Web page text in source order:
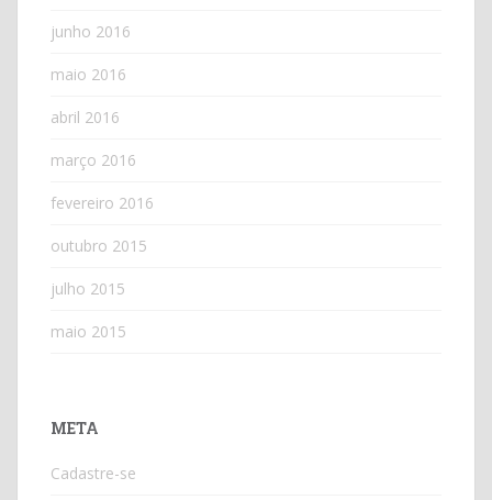
junho 2016
maio 2016
abril 2016
março 2016
fevereiro 2016
outubro 2015
julho 2015
maio 2015
META
Cadastre-se